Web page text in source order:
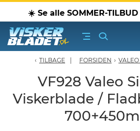
☀️ Se alle SOMMER-
olier & spray
TILBAGE FORSIDEN ›
VF928 Valeo
Viskerblade /